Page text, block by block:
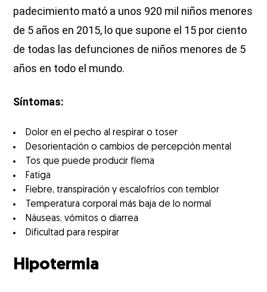
padecimiento mató a unos 920 mil niños menores
de 5 años en 2015, lo que supone el 15 por ciento
de todas las defunciones de niños menores de 5
años en todo el mundo.
Síntomas:
Dolor en el pecho al respirar o toser
Desorientación o cambios de percepción mental
Tos que puede producir flema
Fatiga
Fiebre, transpiración y escalofríos con temblor
Temperatura corporal más baja de lo normal
Náuseas, vómitos o diarrea
Dificultad para respirar
Hipotermia